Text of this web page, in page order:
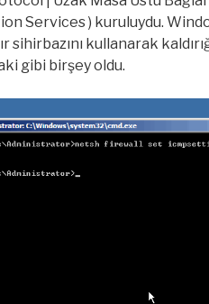
Services ) kuruluydu.
sihirbazını kullanarak
gibi birşey oldu.